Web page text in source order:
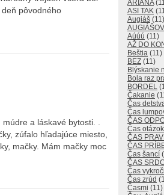
pôvodného
a láskavé bytosti. .
zúfalo hľadajúce miesto,
mačky. Mám mačky moc
ARIANA
ASI TAK
Augiáš (11)
Aúúú (11)
AŽ DO
Beštia (11)
BEZ (11)
Blýskanie
Bola raz
BORDEL
Čakanie
Čas
Čas
ČAS
Čas otázok
ČAS
ČAS
Čas šancí
ČAS
Čas
Čas zrúd
Časmi (11)